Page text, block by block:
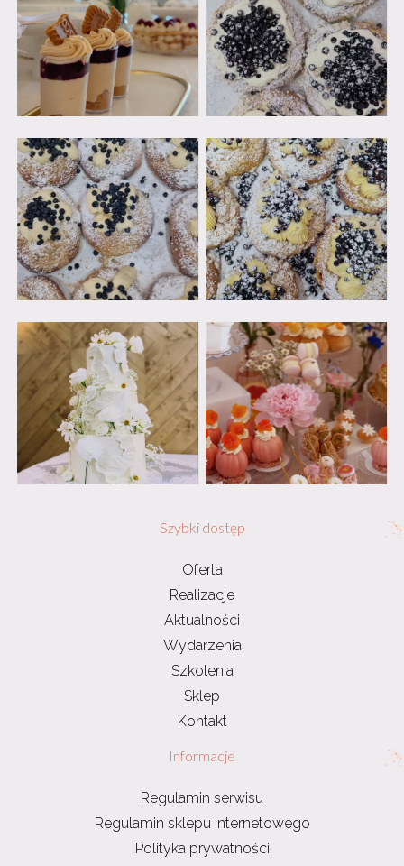
Szybki dostęp
Oferta
Realizacje
Aktualności
Wydarzenia
Szkolenia
Sklep
Kontakt
Informacje
Regulamin serwisu
Regulamin sklepu internetowego
Polityka prywatności